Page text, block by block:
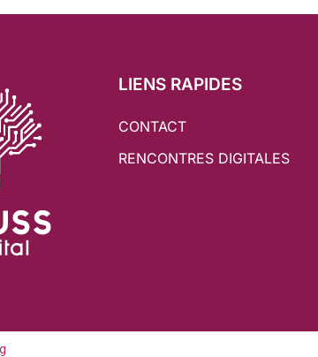
LIENS RAPIDES
CONTACT
RENCONTRES DIGITALES